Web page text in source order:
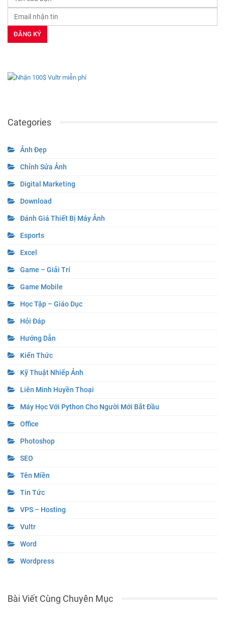
Categories
Ảnh Đẹp
Chỉnh Sửa Ảnh
Digital Marketing
Download
Đánh Giá Thiết Bị Máy Ảnh
Esports
Excel
Game – Giải Trí
Game Mobile
Học Tập – Giáo Dục
Hỏi Đáp
Hướng Dẫn
Kiến Thức
Kỹ Thuật Nhiếp Ảnh
Liên Minh Huyền Thoại
Máy Học Với Python Cho Người Mới Bắt Đầu
Office
Photoshop
SEO
Tên Miền
Tin Tức
VPS – Hosting
Vultr
Word
Wordpress
Bài Viết Cùng Chuyên Mục